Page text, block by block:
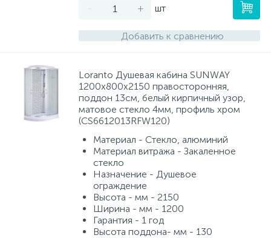
- + шт
Добавить к сравнению
Loranto Душевая кабина SUNWAY
1200х800х2150 правосторонняя,
поддон 13см, белый кирпичный узор,
матовое стекло 4мм, профиль хром
(CS6612013RFW120)
Материал - Стекло, алюминий
Материал витража - Закаленное
стекло
Назначение - Душевое
ограждение
Высота - мм - 2150
Ширина - мм - 1200
Гарантия - 1 год
Высота поддона- мм - 130